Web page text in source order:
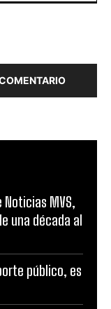
Noticias MVS,
una década al
público, es